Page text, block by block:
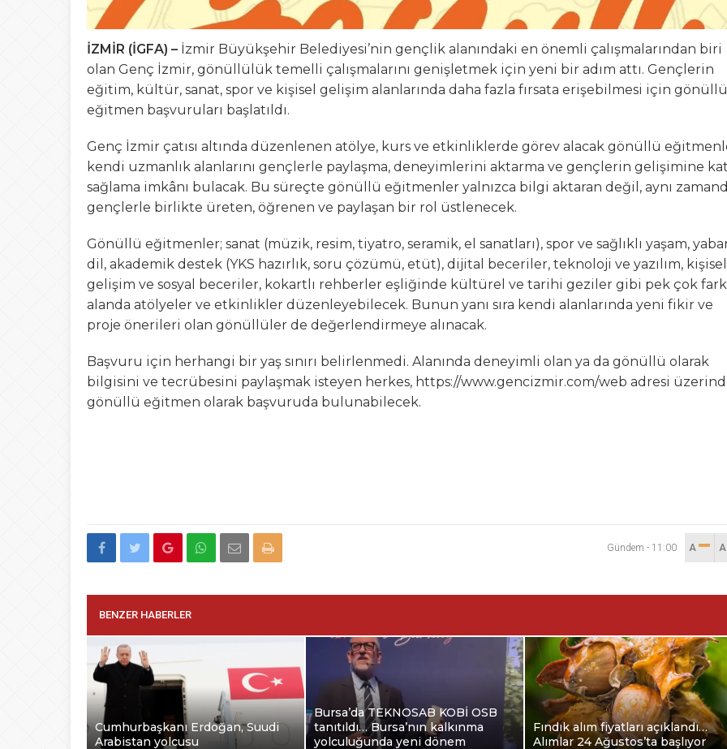
İZMİR (İGFA) – İzmir Büyükşehir Belediyesi’nin gençlik alanındaki en önemli çalışmalarından biri
olan Genç İzmir, gönüllülük temelli çalışmalarını genişletmek için yeni bir adım attı. Gençlerin
eğitim, kültür, sanat, spor ve kişisel gelişim alanlarında daha fazla fırsata erişebilmesi için gönüllü
eğitmen başvuruları başlatıldı.
Genç İzmir çatısı altında düzenlenen atölye, kurs ve etkinliklerde görev alacak gönüllü
kendi uzmanlık alanlarını gençlerle paylaşma, deneyimlerini aktarma ve gençlerin gelişimine
sağlama imkânı bulacak. Bu süreçte gönüllü eğitmenler yalnızca bilgi aktaran değil, aynı
gençlerle birlikte üreten, öğrenen ve paylaşan bir rol üstlenecek.
Gönüllü eğitmenler; sanat (müzik, resim, tiyatro, seramik, el sanatları), spor ve sağlıklı yaşam,
dil, akademik destek (YKS hazırlık, soru çözümü, etüt), dijital beceriler, teknoloji ve yazılım, kişisel
gelişim ve sosyal beceriler, kokartlı rehberler eşliğinde kültürel ve tarihi geziler gibi pek çok
alanda atölyeler ve etkinlikler düzenleyebilecek. Bunun yanı sıra kendi alanlarında yeni fikir ve
proje önerileri olan gönüllüler de değerlendirmeye alınacak.
Başvuru için herhangi bir yaş sınırı belirlenmedi. Alanında deneyimli olan ya da gönüllü olarak
bilgisini ve tecrübesini paylaşmak isteyen herkes, https://www.gencizmir.com/web adresi
gönüllü eğitmen olarak başvuruda bulunabilecek.
Gündem - 11:00 A
BENZER HABERLER
Cumhurbaşkanı Erdoğan, Suudi
Arabistan yolcusu
Bursa’da TEKNOSAB KOBİ OSB
tanıtıldı… Bursa’nın kalkınma
yolculuğunda yeni dönem
Fındık alım fiyatları açıklandı…
Alımlar 24 Ağustos’ta başlıyor